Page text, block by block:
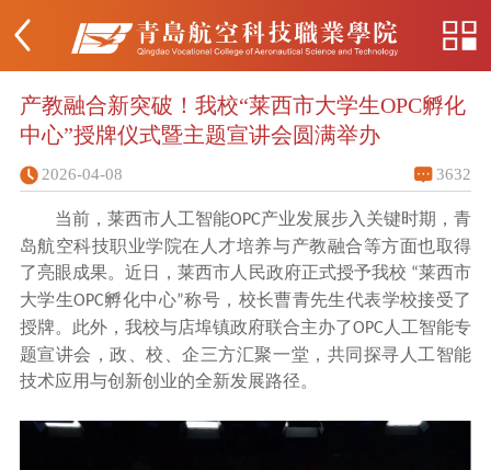
产教融合新突破！我校“莱西市大学生OPC孵化
中心”授牌仪式暨主题宣讲会圆满举办
2026-04-08 3632
当前，莱西市人工智能OPC产业发展步入关键时期，青
岛航空科技职业学院在人才培养与产教融合等方面也取得
了亮眼成果。近日，莱西市人民政府正式授予我校 “莱西市
大学生OPC孵化中心”称号，校长曹青先生代表学校接受了
授牌。 此外，我校与店埠镇政府联合主办了OPC 人工智能专
题宣讲会，政、校、企三方汇聚一堂，共同探寻人工智能
技术应用与创新创业的全新发展路径。